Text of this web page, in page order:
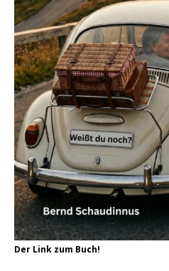
Der Link zum Buch!